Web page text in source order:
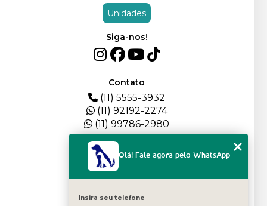
Unidades
Siga-nos!
Contato
(11) 5555-3932
(11) 92192-2274
(11) 99786-2980
QUEM SOMOS
Olá! Fale agora pelo WhatsApp
Insira seu telefone